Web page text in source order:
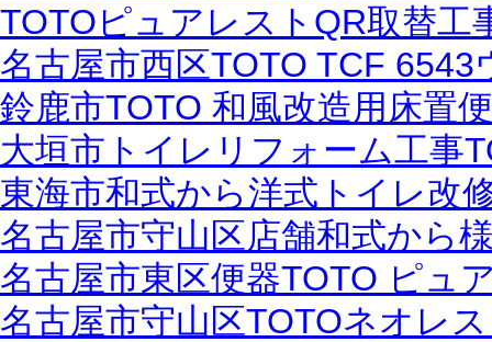
TOTOピュアレストQR取替工
名古屋市西区TOTO TCF
鈴鹿市TOTO 和風改造用床置
大垣市トイレリフォーム工事
東海市和式から洋式トイレ改
名古屋市守山区店舗和式から
名古屋市東区便器TOTO ピュ
名古屋市守山区TOTOネオレ